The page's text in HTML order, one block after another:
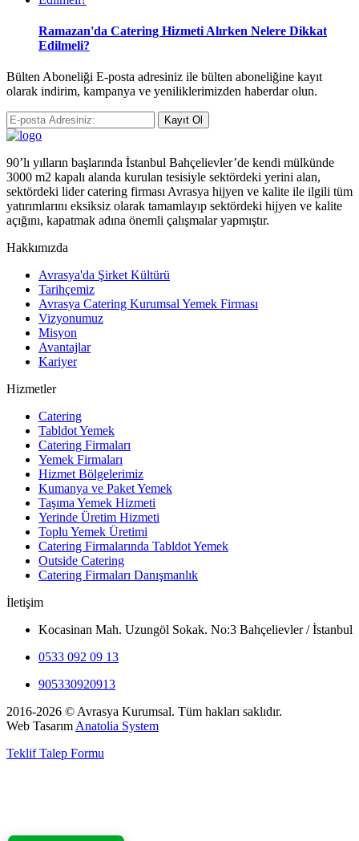
Ramazan'da Catering Hizmeti Alırken Nelere Dikkat
Edilmeli?
Bülten Aboneliği E-posta adresiniz ile bülten aboneliğine kayıt
olarak indirim, kampanya ve yeniliklerimizden haberdar olun.
Kayıt Ol
90’lı yılların başlarında İstanbul Bahçelievler’de kendi mülkünde
3000 m2 kapalı alanda kurulan tesisiyle sektördeki yerini alan,
sektördeki lider catering firması Avrasya hijyen ve kalite ile ilgili tüm
yatırımlarını eksiksiz olarak tamamlayıp sektördeki hijyen ve kalite
açığını, kapatmak adına önemli çalışmalar yapmıştır.
Hakkımızda
Avrasya'da Şirket Kültürü
Tarihçemiz
Avrasya Catering Kurumsal Yemek Firması
Vizyonumuz
Misyon
Avantajlar
Kariyer
Hizmetler
Catering
Tabldot Yemek
Catering Firmaları
Yemek Firmaları
Hizmet Bölgelerimiz
Kumanya ve Paket Yemek
Taşıma Yemek Hizmeti
Yerinde Üretim Hizmeti
Toplu Yemek Üretimi
Catering Firmalarında Tabldot Yemek
Outside Catering
Catering Firmaları Danışmanlık
İletişim
Kocasinan Mah. Uzungöl Sokak. No:3 Bahçelievler / İstanbul
0533 092 09 13
905330920913
2016-2026 © Avrasya Kurumsal. Tüm hakları saklıdır.
Web Tasarım Anatolia System
Teklif Talep Formu